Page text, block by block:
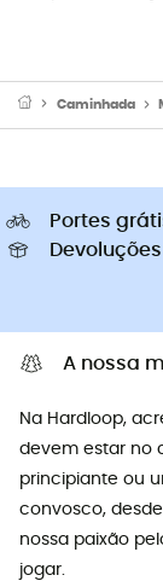
Caminhada
Portes
A nossa
Na Hardloop,
devem estar no
principiante ou
convosco,
nossa paixão
jogar.